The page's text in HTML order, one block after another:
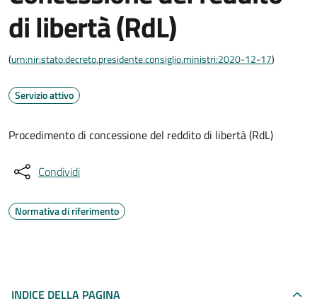
di libertà (RdL)
(urn:nir:stato:decreto.presidente.consiglio.ministri:2020-12-17)
Servizio attivo
Procedimento di concessione del reddito di libertà (RdL)
Condividi
Normativa di riferimento
INDICE DELLA PAGINA